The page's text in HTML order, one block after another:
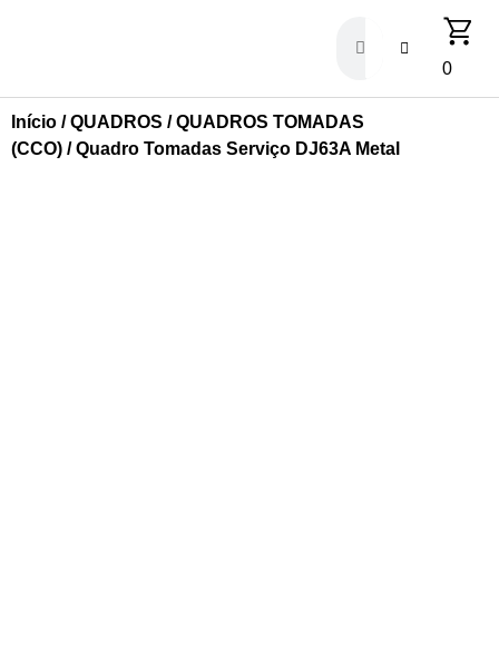
0
Início /QUADROS /QUADROS TOMADAS
(CCO) / Quadro Tomadas Serviço DJ63A Metal